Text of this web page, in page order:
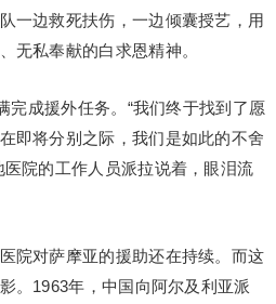
边救死扶伤，一边倾囊授艺，用
无私奉献的白求恩精神。
完成援外任务。“我们终于找到了愿
即将分别之际，我们是如此的不舍
院的工作人员派拉说着，眼泪流
院对萨摩亚的援助还在持续。而这
。1963年，中国向阿尔及利亚派